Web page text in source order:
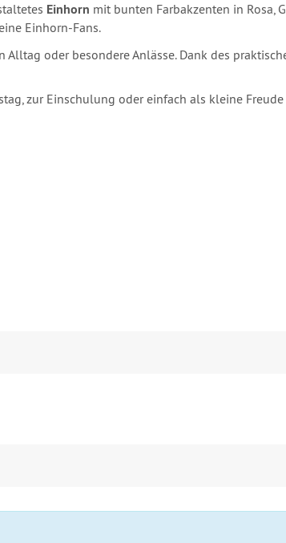
Einhorn mit bunten Farbakzenten in Rosa,
Einhorn-Fans.
oder besondere Anlässe. Dank des
zur Einschulung oder einfach als kleine